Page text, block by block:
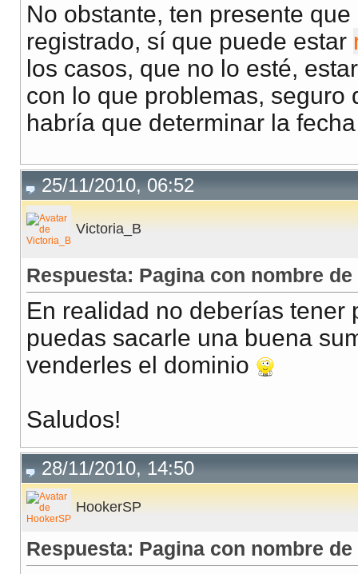
No obstante, ten presente
registrado, sí que puede estar
los casos, que no lo esté,
con lo que problemas, seguro
habría que determinar la
25/11/2010, 06:52
Victoria_B
Respuesta: Pagina con nombre
En realidad no deberías tener
puedas sacarle una buena
venderles el dominio
Saludos!
28/11/2010, 14:50
HookerSP
Respuesta: Pagina con nombre